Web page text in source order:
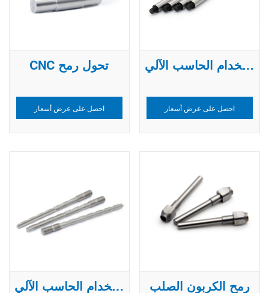
CNC تحول رمح
احصل على عرض أسعار
رمح التصنيع باستخدام الحاسب الآلي
احصل على عرض أسعار
أجزاء رمح التصنيع باستخدام الحاسب الآلي رمح الكربون الصلب